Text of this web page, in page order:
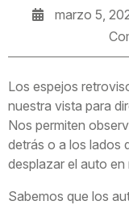
marzo 5,
Los espejos
nuestra vista para
Nos permiten
detrás o a los lados
desplazar el auto
Sabemos que los